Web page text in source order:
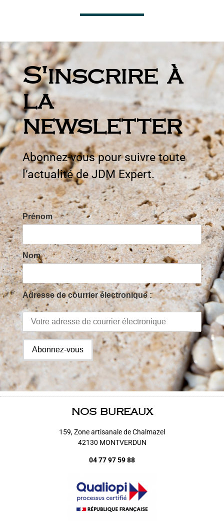
S'inscrire à
la
newsletter
Abonnez-vous pour suivre toute
l’actualité de JDM Expert.
Prénom
Nom
Adresse de courrier électronique :
NOS BUREAUX
159, Zone artisanale de Chalmazel
42130 MONTVERDUN
04 77 97 59 88